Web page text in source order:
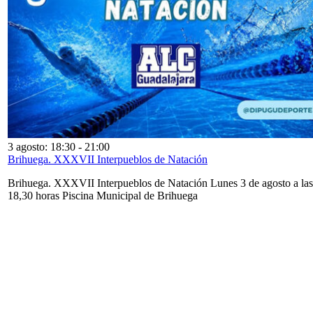
3 agosto: 18:30 - 21:00
Brihuega. XXXVII Interpueblos de Natación
Brihuega. XXXVII Interpueblos de Natación Lunes 3 de agosto a las
18,30 horas Piscina Municipal de Brihuega